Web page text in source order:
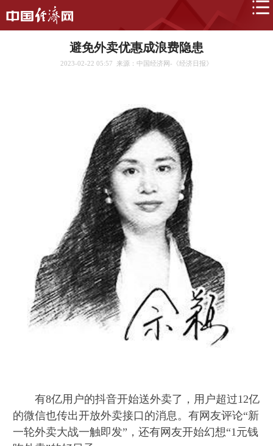
避免外卖优惠成浪费隐患
2023-02-22 05:57 来源：中国经济网-《经济日报》
有8亿用户的抖音开始送外卖了，用户超过12亿
的微信也传出开放外卖接口的消息。有网友评论“新
一轮外卖大战一触即发”，还有网友开始幻想“1元钱